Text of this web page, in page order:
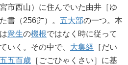
市西山）に住んでいた由井［ゆ
書（256㌻）。 五大部の一つ。本
衆生の機根ではなく時に従って
いく。その中で、 大集経 ［だい
五五百歳 ［ごごひゃくさい］に基